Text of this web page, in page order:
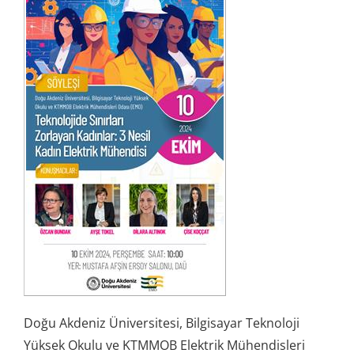
Doğu Akdeniz Üniversitesi, Bilgisayar Teknoloji
Yüksek Okulu ve KTMMOB Elektrik Mühendisleri